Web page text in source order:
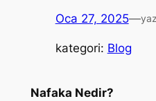
Oca 27, 2025—
kategori: Blog
Nafaka Nedir?